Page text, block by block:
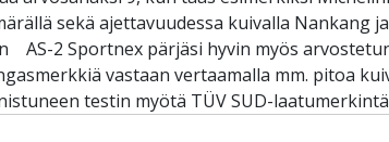
sekä ajettavuudessa kuivalla Nankang
2 Sportnex pärjäsi hyvin myös
vastaan vertaamalla mm. pitoa
testin myötä TÜV SUD-